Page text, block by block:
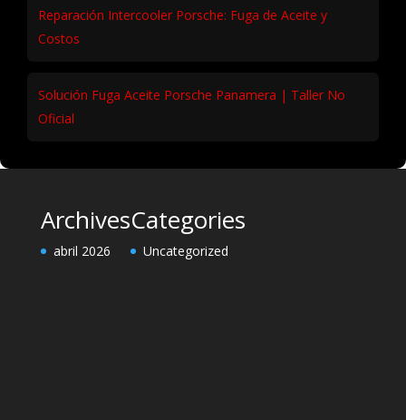
Reparación Intercooler Porsche: Fuga de Aceite y
Costos
Solución Fuga Aceite Porsche Panamera | Taller No
Oficial
Archives
abril 2026
Categories
Uncategorized